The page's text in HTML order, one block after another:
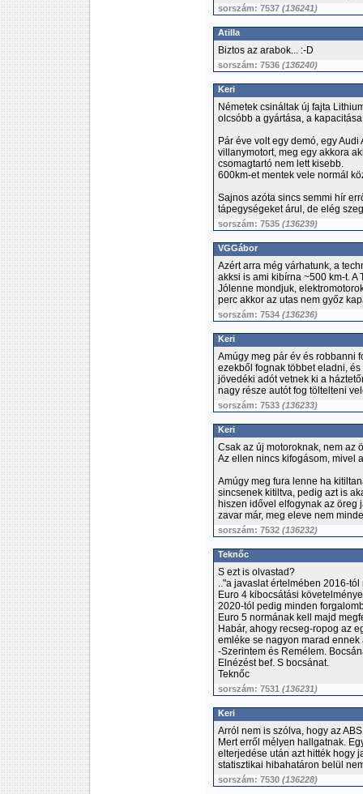
sorszám: 7537 (136241)
Atilla
Biztos az arabok... :-D
sorszám: 7536 (136240)
Keri
Németek csináltak új fajta
olcsóbb a gyártása, a
Pár éve volt egy demó, egy
villanymotort, meg egy akkora
csomagtartó nem lett kisebb.
600km-et mentek vele normál
Sajnos azóta sincs semmi hír
tápegységeket árul, de elég
sorszám: 7535 (136239)
VGGábor
Azért arra még várhatunk, a
akksi is ami kibírna ~500 km-t.
Jólenne mondjuk,
perc akkor az utas nem győz
sorszám: 7534 (136236)
Keri
Amúgy meg pár év és robbanni
ezekből fognak többet eladni,
jövedéki adót vetnek ki a
nagy része autót fog töltelteni
sorszám: 7533 (136233)
Keri
Csak az új motoroknak, nem az
Az ellen nincs kifogásom, mivel
Amúgy meg fura lenne ha
sincsenek kitiltva, pedig azt is
hiszen idővel elfogynak az öreg
zavar már, meg eleve nem
sorszám: 7532 (136232)
Teknőc
S ezt is olvastad?
.."a javaslat értelmében 2016-
Euro 4 kibocsátási
2020-tól pedig minden
Euro 5 normának kell majd
Habár, ahogy recseg-ropog az
emléke se nagyon marad ennek
-Szerintem és Remélem.
Elnézést bef. S bocsánat.
Teknőc
sorszám: 7531 (136231)
Keri
Arról nem is szólva, hogy az
Mert erről mélyen hallgatnak.
elterjedése után azt hitték hogy
statisztikai hibahatáron belül
sorszám: 7530 (136228)